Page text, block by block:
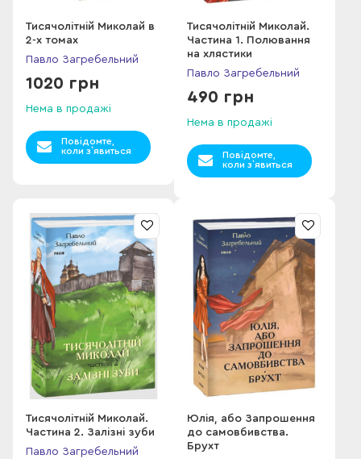
Тисячолітній Миколай в
2-х томах
Павло Загребельний
1020 грн
Нема в продажі
Повідомте,
коли з`явиться
Тисячолітній Миколай.
Частина 1. Полювання
на хлястики
Павло Загребельний
490 грн
Нема в продажі
Повідомте,
коли з`явиться
Тисячолітній Миколай.
Частина 2. Залізні зуби
Павло Загребельний
Юлія, або Запрошення
до самовбивства.
Брухт